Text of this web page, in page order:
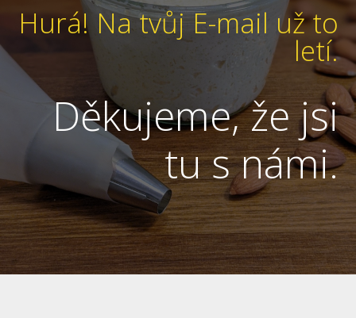
Hurá! Na tvůj E-mail už to
letí.
Děkujeme, že jsi
tu s námi.